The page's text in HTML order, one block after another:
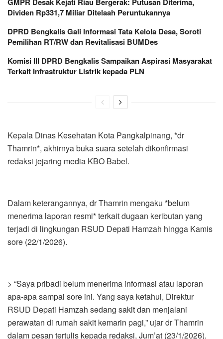
Dividen Rp331,7 Miliar Ditelaah Peruntukannya
DPRD Bengkalis Gali Informasi Tata Kelola Desa, Soroti
Pemilihan RT/RW dan Revitalisasi BUMDes
Komisi III DPRD Bengkalis Sampaikan Aspirasi Masyarakat
Terkait Infrastruktur Listrik kepada PLN
Kepala Dinas Kesehatan Kota Pangkalpinang, *dr
Thamrin*, akhirnya buka suara setelah dikonfirmasi
redaksi jejaring media KBO Babel.
Dalam keterangannya, dr Thamrin mengaku *belum
menerima laporan resmi* terkait dugaan keributan yang
terjadi di lingkungan RSUD Depati Hamzah hingga Kamis
sore (22/1/2026).
> “Saya pribadi belum menerima informasi atau laporan
apa-apa sampai sore ini. Yang saya ketahui, Direktur
RSUD Depati Hamzah sedang sakit dan menjalani
perawatan di rumah sakit kemarin pagi,” ujar dr Thamrin
dalam pesan tertulis kepada redaksi, Jum’at (23/1/2026).